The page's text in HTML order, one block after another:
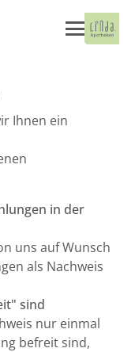
Ihnen ein
in der
uns auf Wunsch
als Nachweis
sind
nur einmal
befreit sind,